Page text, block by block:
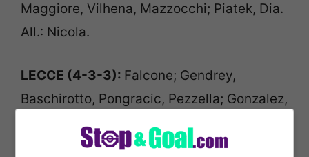
Maggiore, Vilhena, Mazzocchi; Piatek, Dia.
All.: Nicola.
LECCE (4-3-3): Falcone; Gendrey,
Baschirotto, Pongracic, Pezzella; Gonzalez,
Ceesay, Banda. All.: Baroni.